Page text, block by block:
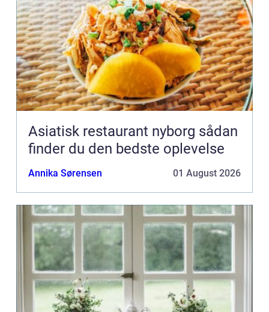
Asiatisk restaurant nyborg sådan
finder du den bedste oplevelse
Annika Sørensen 01 August 2026